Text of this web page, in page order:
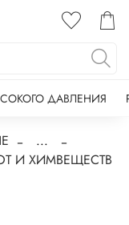
ДАВЛЕНИЯ
...
И ХИМВЕЩЕСТВ